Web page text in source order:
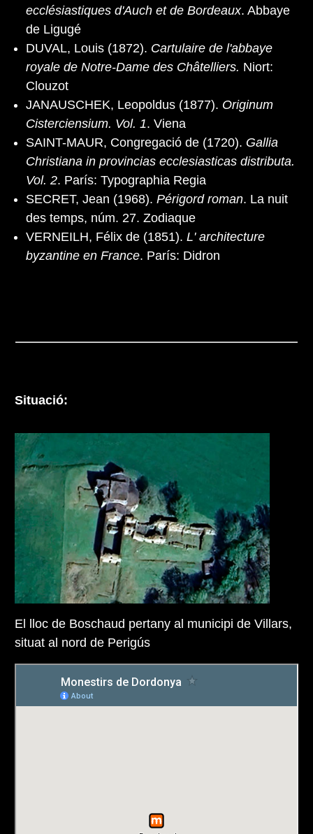
ecclésiastiques d'Auch et de Bordeaux. Abbaye
de Ligugé
DUVAL, Louis (1872). Cartulaire de l'abbaye
royale de Notre-Dame des Châtelliers. Niort:
Clouzot
JANAUSCHEK, Leopoldus (1877). Originum
Cisterciensium. Vol. 1. Viena
SAINT-MAUR, Congregació de (1720). Gallia
Christiana in provincias ecclesiasticas distributa.
Vol. 2. París: Typographia Regia
SECRET, Jean (1968). Périgord roman. La nuit
des temps, núm. 27. Zodiaque
VERNEILH, Félix de (1851). L' architecture
byzantine en France. París: Didron
Situació:
El lloc de Boschaud pertany al municipi de Villars,
situat al nord de Perigús